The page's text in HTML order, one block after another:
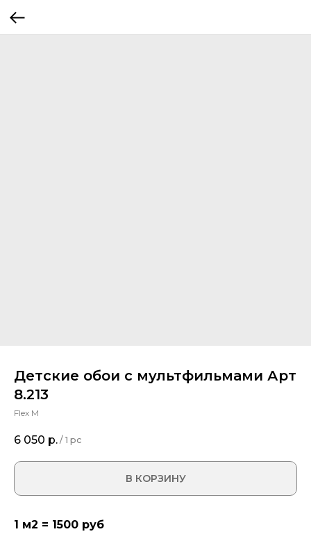
Детские обои с мультфильмами Арт
8.213
Flex M
6 050 р. / 1 pc
В КОРЗИНУ
1 м2 = 1500 руб